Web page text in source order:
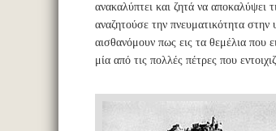
ανακαλύπτει και ζητά να αποκαλύψει
αναζητούσε την πνευματικότητα
αισθανόμουν πως εις τα θεμέλια που
μία από τις πολλές πέτρες που